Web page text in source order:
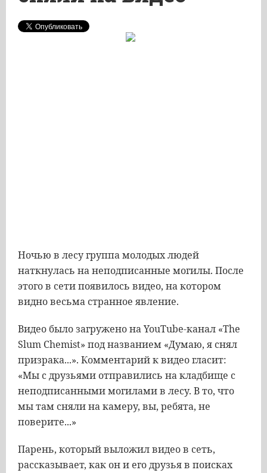
Ночью в лесу группа молодых людей
наткнулась на неподписанные могилы. После
этого в сети появилось видео, на котором
видно весьма странное явление.
Видео было загружено на YouTube-канал «The
Slum Chemist» под названием «Думаю, я снял
призрака...». Комментарий к видео гласит:
«Мы с друзьями отправились на кладбище с
неподписанными могилами в лесу. В то, что
мы там сняли на камеру, вы, ребята, не
поверите...»
Парень, который выложил видео в сеть,
рассказывает, как он и его друзья в поисках